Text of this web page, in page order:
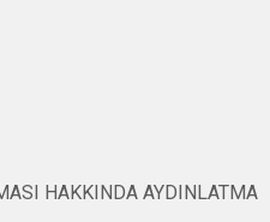
HAKKINDA AYDINLATMA